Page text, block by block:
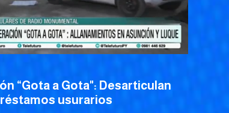
“Gota a Gota": Desarticulan
usurarios